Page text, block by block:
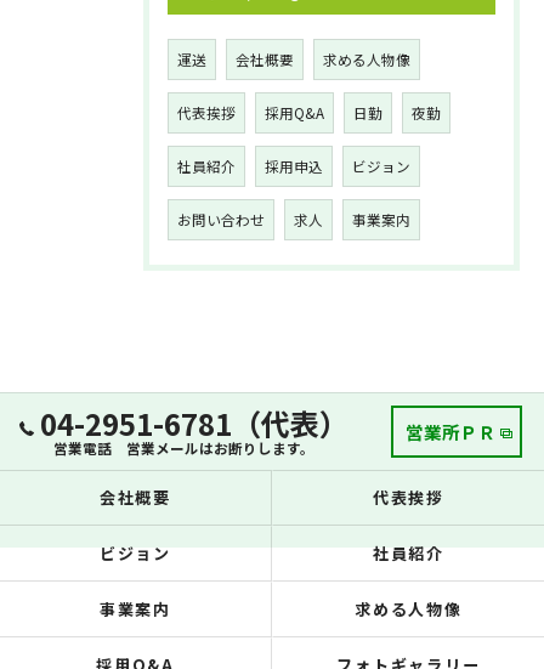
運送 会社概要 求める人物像
代表挨拶 採用Q&A 日勤 夜勤
社員紹介 採用申込 ビジョン
お問い合わせ 求人 事業案内
04-2951-6781（代表）
営業電話 営業メールはお断りします。
営業所ＰＲ
会社概要 代表挨拶
ビジョン 社員紹介
事業案内 求める人物像